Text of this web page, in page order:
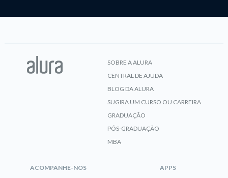
SOBRE A ALURA
CENTRAL DE AJUDA
BLOG DA ALURA
SUGIRA UM CURSO OU CARREIRA
GRADUAÇÃO
PÓS-GRADUAÇÃO
MBA
ACOMPANHE-NOS APPS